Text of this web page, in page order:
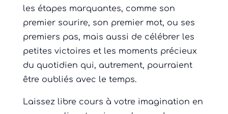
les étapes marquantes, comme son
premier sourire, son premier mot, ou ses
premiers pas, mais aussi de célébrer les
petites victoires et les moments précieux
du quotidien qui, autrement, pourraient
être oubliés avec le temps.
Laissez libre cours à votre imagination en